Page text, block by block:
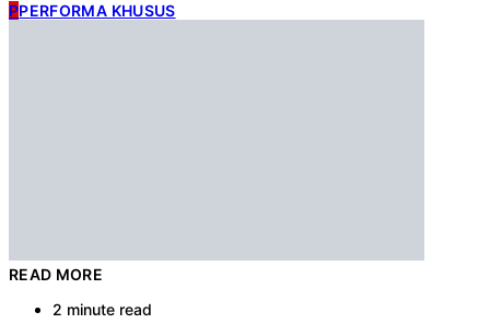
PPERFORMA KHUSUS
READ MORE
2 minute read